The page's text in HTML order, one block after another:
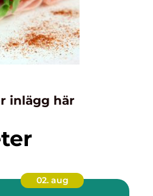
inlägg här
02. aug